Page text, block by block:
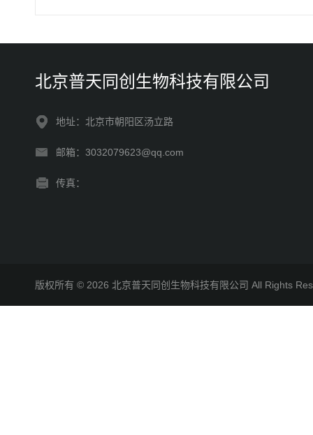
北京普天同创生物科技有限公司
地址：北京市朝阳区汤立路
邮箱：3032079623@qq.com
传真：
版权所有 © 2026 北京普天同创生物科技有限公司 All Rights